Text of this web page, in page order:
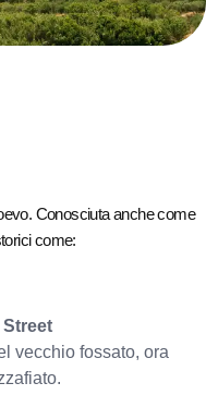
Conosciuta anche come
come:
vecchio fossato, ora